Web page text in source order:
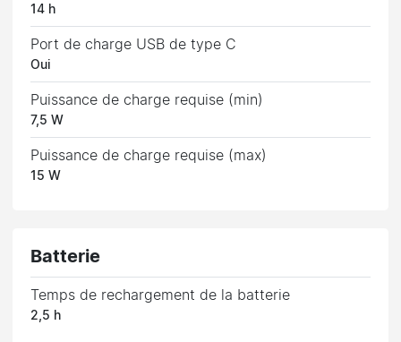
14 h
Port de charge USB de type C
Oui
Puissance de charge requise (min)
7,5 W
Puissance de charge requise (max)
15 W
Batterie
Temps de rechargement de la batterie
2,5 h